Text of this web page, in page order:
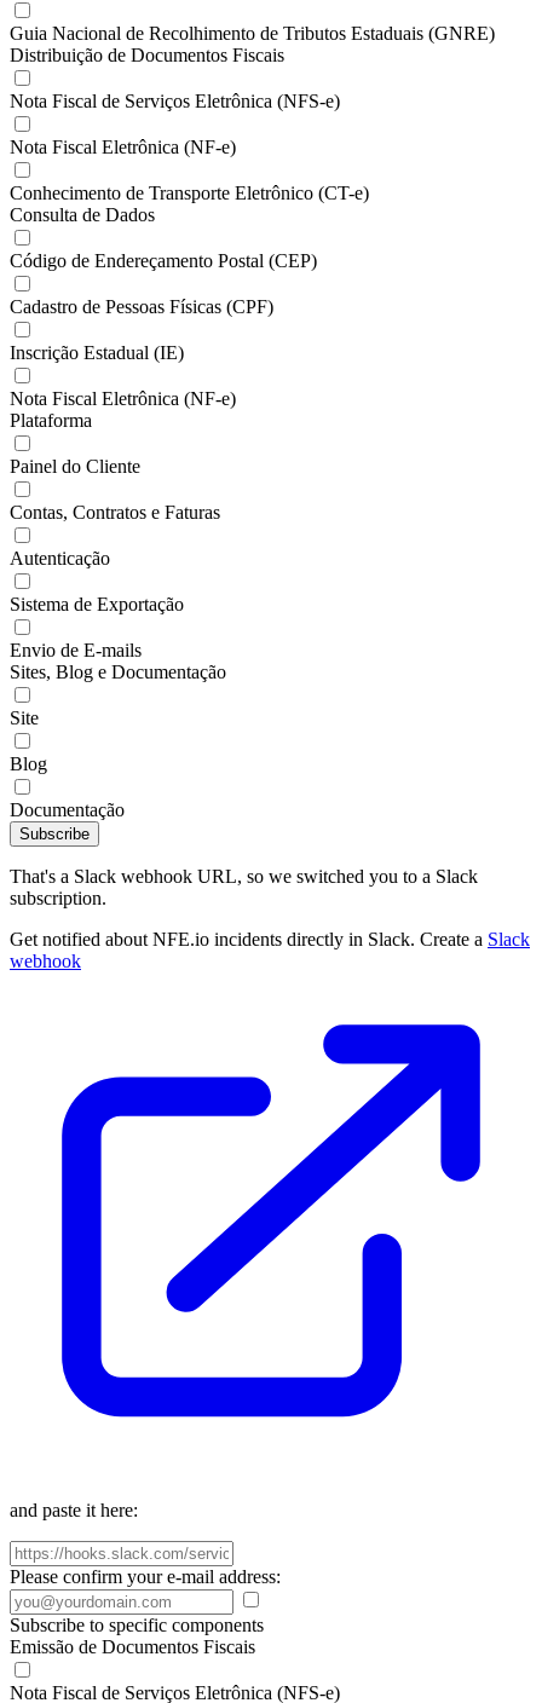
Guia Nacional de Recolhimento de Tributos Estaduais (GNRE)
Distribuição de Documentos Fiscais
Nota Fiscal de Serviços Eletrônica (NFS-e)
Nota Fiscal Eletrônica (NF-e)
Conhecimento de Transporte Eletrônico (CT-e)
Consulta de Dados
Código de Endereçamento Postal (CEP)
Cadastro de Pessoas Físicas (CPF)
Inscrição Estadual (IE)
Nota Fiscal Eletrônica (NF-e)
Plataforma
Painel do Cliente
Contas, Contratos e Faturas
Autenticação
Sistema de Exportação
Envio de E-mails
Sites, Blog e Documentação
Site
Blog
Documentação
Subscribe
That's a Slack webhook URL, so we switched you to a Slack
subscription.
Get notified about NFE.io incidents directly in Slack. Create a Slack
webhook
and paste it here:
Please confirm your e-mail address:
Subscribe to specific components
Emissão de Documentos Fiscais
Nota Fiscal de Serviços Eletrônica (NFS-e)